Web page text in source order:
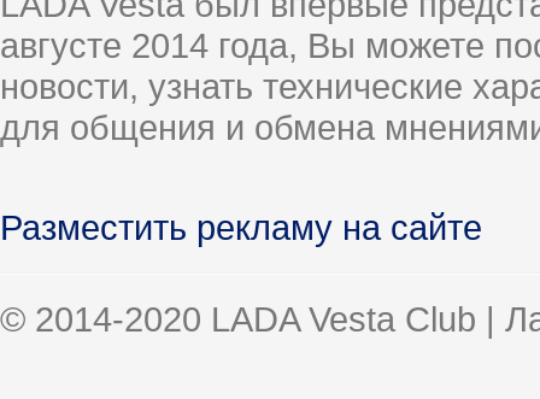
августе 2014 года, Вы можете
новости, узнать технические
для общения и обмена
Разместить рекламу на сайте
© 2014-2020 LADA Vesta Club |